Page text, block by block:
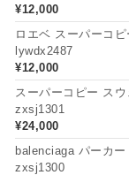
¥12,000
ロエベ スーパーコ
lywdx2487
¥12,000
スーパーコピー ス
zxsj1301
¥24,000
balenciaga パーカ
zxsj1300